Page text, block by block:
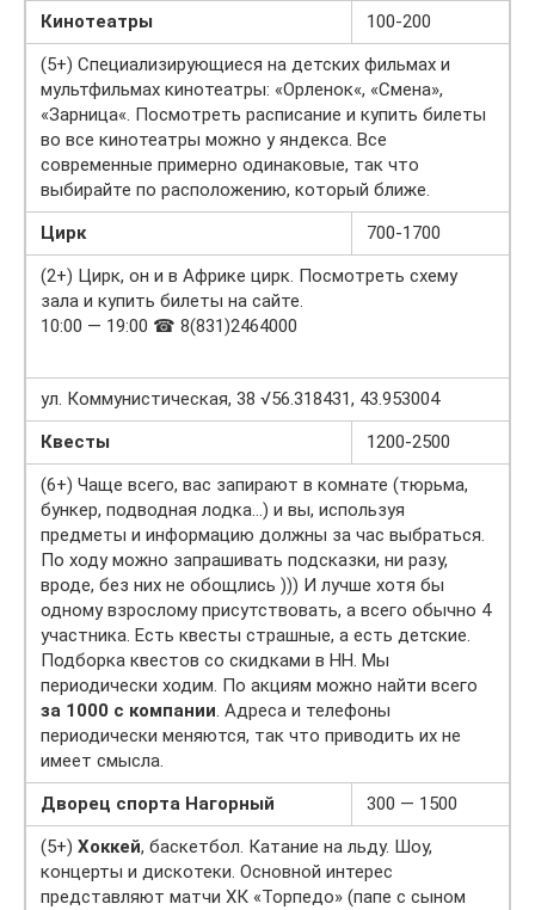
Кинотеатры
100-200
(5+) Специализирующиеся на детских фильмах и
мультфильмах кинотеатры: «Орленок«, «Смена»,
«Зарница«. Посмотреть расписание и купить билеты
во все кинотеатры можно у яндекса. Все
современные примерно одинаковые, так что
выбирайте по расположению, который ближе.
Цирк
700-1700
(2+) Цирк, он и в Африке цирк. Посмотреть схему
зала и купить билеты на сайте.
10:00 — 19:00 ☎ 8(831)2464000
ул. Коммунистическая, 38 √56.318431, 43.953004
Квесты
1200-2500
(6+) Чаще всего, вас запирают в комнате (тюрьма,
бункер, подводная лодка…) и вы, используя
предметы и информацию должны за час выбраться.
По ходу можно запрашивать подсказки, ни разу,
вроде, без них не обощлись ))) И лучше хотя бы
одному взрослому присутствовать, а всего обычно 4
участника. Есть квесты страшные, а есть детские.
Подборка квестов со скидками в НН. Мы
периодически ходим. По акциям можно найти всего
за 1000 с компании. Адреса и телефоны
периодически меняются, так что приводить их не
имеет смысла.
Дворец спорта Нагорный
300 — 1500
(5+) Хоккей, баскетбол. Катание на льду. Шоу,
концерты и дискотеки. Основной интерес
представляют матчи ХК «Торпедо» (папе с сыном